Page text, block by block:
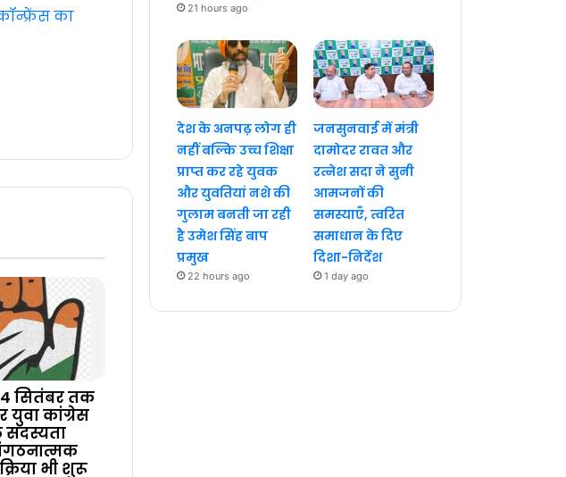
का
सितंबर तक
युवा कांग्रेस
सदस्यता
भी शुरू
21 hours ago
देश के अनपढ़ लोग ही
नहीं बल्कि उच्च शिक्षा
प्राप्त कर रहे युवक
और युवतियां नशे की
गुलाम बनती जा रही
है उमेश सिंह बाप
प्रमुख
22 hours ago
जनसुनवाई में मंत्री
दामोदर रावत और
रत्नेश सदा ने सुनी
आमजनों की
समस्याएँ, त्वरित
समाधान के दिए
दिशा-निर्देश
1 day ago